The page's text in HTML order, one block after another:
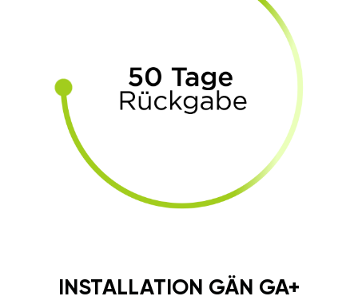
INSTALLATION GÄN GA+